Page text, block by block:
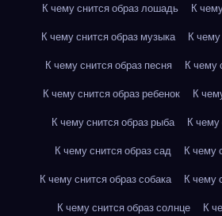
К чему снится образ лошадь
К
К чему снится образ музыка
К чему
К чему снится образ песня
К чему
К чему снится образ ребенок
К
К чему снится образ рыба
К чему
К чему снится образ сад
К чему
К чему снится образ собака
К чему
К чему снится образ солнце
К